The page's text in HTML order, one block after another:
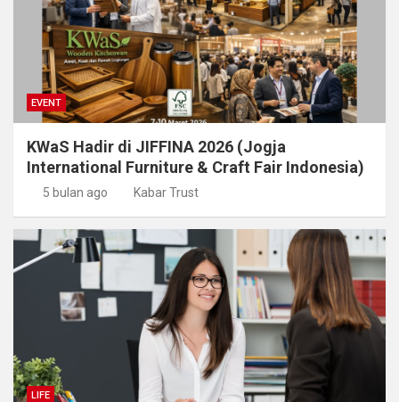
EVENT
KWaS Hadir di JIFFINA 2026 (Jogja
International Furniture & Craft Fair Indonesia)
5 bulan ago Kabar Trust
LIFE